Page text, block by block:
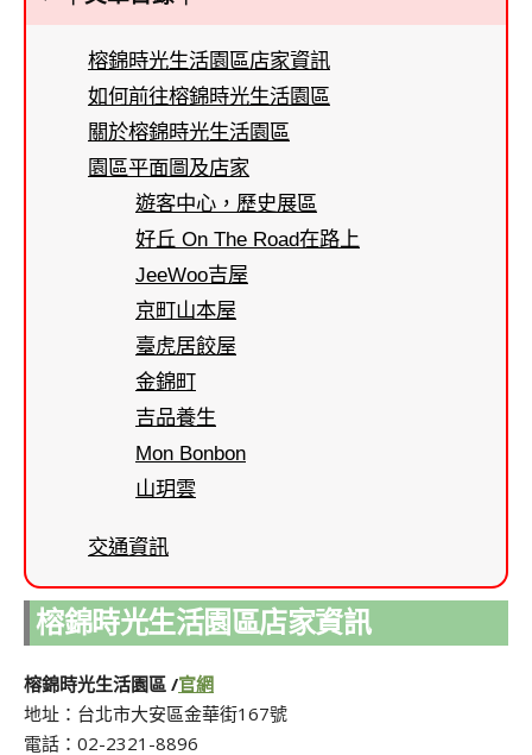
榕錦時光生活園區店家資訊
如何前往榕錦時光生活園區
關於榕錦時光生活園區
園區平面圖及店家
遊客中心，歷史展區
好丘 On The Road在路上
JeeWoo吉屋
京町山本屋
臺虎居餃屋
金錦町
吉品養生
Mon Bonbon
山玥雲
交通資訊
榕錦時光生活園區店家資訊
榕錦時光生活園區 /官網
地址：台北市大安區金華街167號
電話：02-2321-8896